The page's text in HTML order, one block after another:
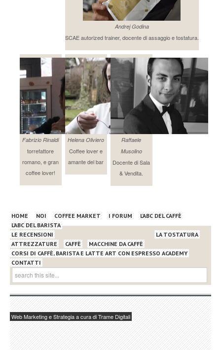
Andrej Godina
SCAE autorized trainer, docente di assaggio e tostatura.
Fabrizio Rinaldi
torrefattore
romano, e gran
coffee lover!
Helena Oliviero
Coffee lover e
amante del bar
Raffaele
Musolino
Docente di Sala
& Vendita.
HOME NOI COFFEE MARKET I FORUM
L’ABC DEL CAFFÈ
L’ABC DEL BARISTA
LE RECENSIONI
ATTREZZATURE
CAFFÈ MACCHINE DA CAFFÈ
LA TOSTATURA
CORSI DI CAFFÈ, BARISTA E LATTE ART CON ESPRESSO ACADEMY
CONTATTI
Web Marketing e Strategia a cura di Trame Digitali